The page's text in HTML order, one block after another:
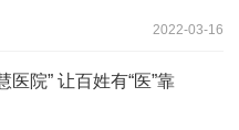
2022-03-16
院” 让百姓有“医”靠